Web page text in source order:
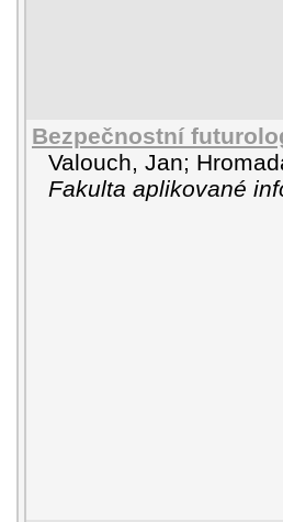
Bezpečnostní
Valouch, Jan;
Fakulta aplikované